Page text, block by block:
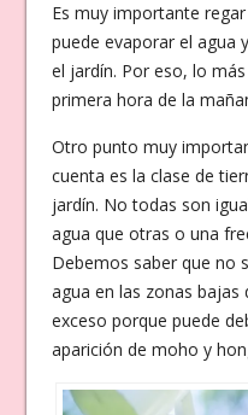
Es muy importante
puede evaporar el agua
el jardín. Por eso, lo
primera hora de la
Otro punto muy
cuenta es la clase de
jardín. No todas son
agua que otras o una
Debemos saber que no
agua en las zonas
exceso porque puede
aparición de moho y